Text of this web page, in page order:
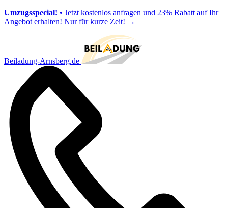
Umzugsspecial! • Jetzt kostenlos anfragen und 23% Rabatt auf Ihr
Angebot erhalten! Nur für kurze Zeit! →
Beiladung-Arnsberg.de